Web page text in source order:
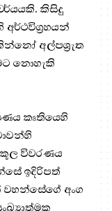
කිසිදු
අර්ථවිග්‍රහයන්
අල්පශ්‍රැත
නොහැකි
කෘතියෙහි
විවරණය
ඉදිරිපත්
අංග